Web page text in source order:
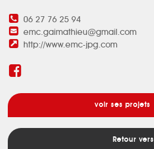
06 27 76 25 94
emc.gaimathieu@gmail.com
http://www.emc-jpg.com
voir ses projets
Retour vers